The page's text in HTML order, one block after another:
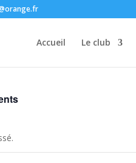
Accueil Le club